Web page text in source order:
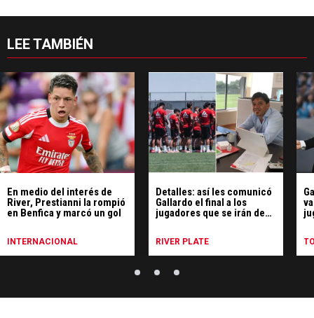
LEE TAMBIÉN
En medio del interés de
River, Prestianni la rompió
en Benfica y marcó un gol
INTERNACIONAL
Detalles: así les comunicó
Gallardo el final a los
jugadores que se irán de
RIVER PLATE